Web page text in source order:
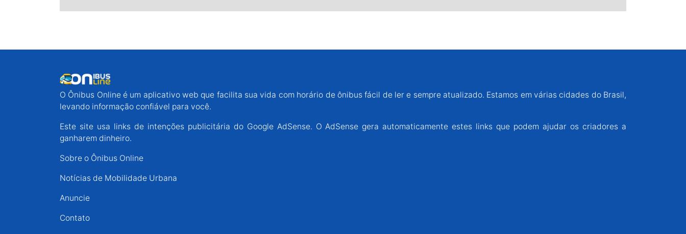
O Ônibus Online é um aplicativo web que facilita sua vida com horário de ônibus fácil de ler e sempre atualizado. Estamos em várias cidades do Brasil,
levando informação confiável para você.
Este site usa links de intenções publicitária do Google AdSense. O AdSense gera automaticamente estes links que podem ajudar os criadores a
ganharem dinheiro.
Sobre o Ônibus Online
Notícias de Mobilidade Urbana
Anuncie
Contato